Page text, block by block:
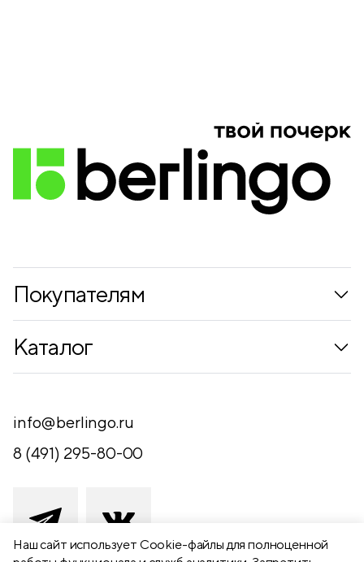
Наш сайт использует Сookie-файлы для полноценной
Покупателям
Контакты
Обратная связь
Каталог
Письменные принадлежности
Канцелярские принадлежности
Чертежные принадлежности
Хобби и творчество
info@berlingo.ru
8 (491) 295-80-00